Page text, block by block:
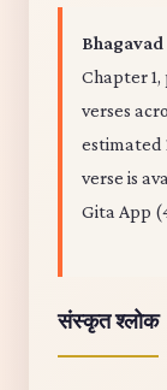
Bhagavad
Chapter
verses
estimated
verse is
Gita App
संस्कृत श्लोक